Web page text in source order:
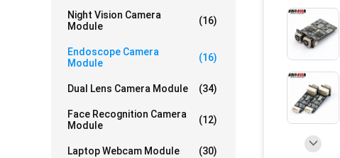
Night Vision Camera
Module
(16)
Endoscope Camera
Module
(16)
Dual Lens Camera Module (34)
Face Recognition Camera
Module
(12)
Laptop Webcam Module (30)